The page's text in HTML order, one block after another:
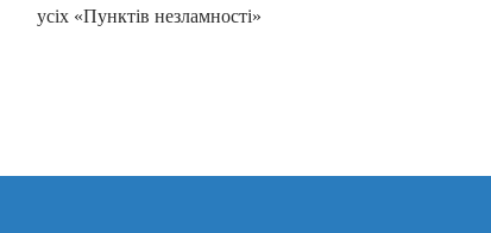
усіх «Пунктів незламності»